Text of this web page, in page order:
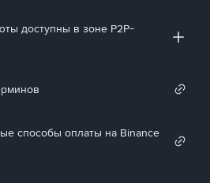
доступны в зоне P2P-
способы оплаты на Binance